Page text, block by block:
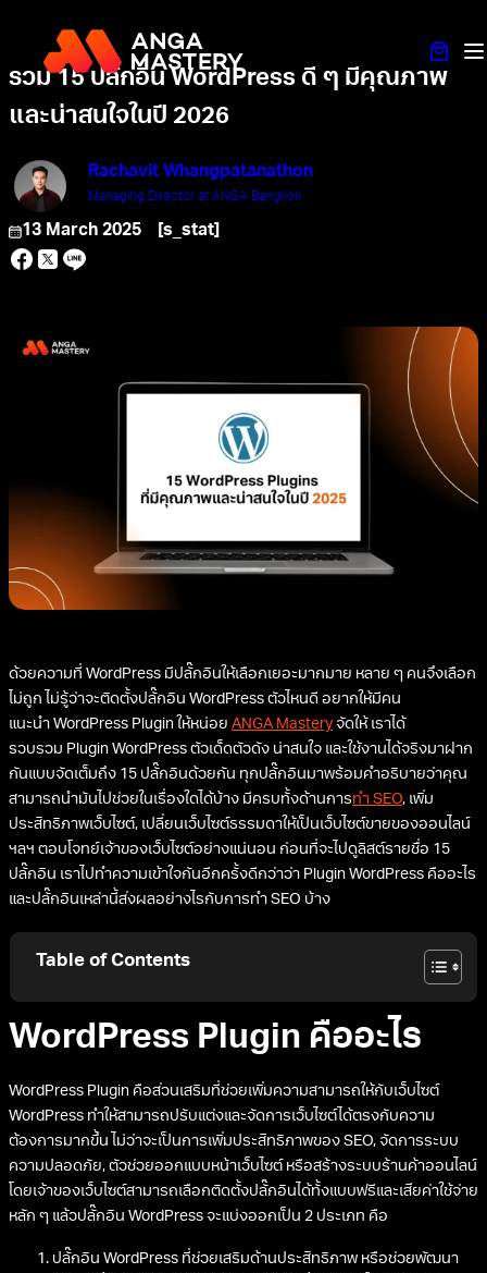
รวม 15 ปลั๊กอิน WordPress ดี ๆ มีคุณภาพ
และน่าสนใจในปี 2026
Rachavit Whangpatanathon
Managing Director at ANGA Bangkok
13 March 2025 [s_stat]
ด้วยความที่ WordPress มีปลั๊กอินให้เลือกเยอะมากมาย หลาย ๆ คนจึงเลือก
ไม่ถูก ไม่รู้ว่าจะติดตั้งปลั๊กอิน WordPress ตัวไหนดี อยากให้มีคน
แนะนำ WordPress Plugin ให้หน่อย ANGA Mastery จัดให้ เราได้
รวบรวม Plugin WordPress ตัวเด็ดตัวดัง น่าสนใจ และใช้งานได้จริงมาฝาก
กันแบบจัดเต็มถึง 15 ปลั๊กอินด้วยกัน ทุกปลั๊กอินมาพร้อมคำอธิบายว่าคุณ
สามารถนำมันไปช่วยในเรื่องใดได้บ้าง มีครบทั้งด้านการทำ SEO, เพิ่ม
ประสิทธิภาพเว็บไซต์, เปลี่ยนเว็บไซต์ธรรมดาให้เป็นเว็บไซต์ขายของออนไลน์
ฯลฯ ตอบโจทย์เจ้าของเว็บไซต์อย่างแน่นอน ก่อนที่จะไปดูลิสต์รายชื่อ 15
ปลั๊กอิน เราไปทำความเข้าใจกันอีกครั้งดีกว่าว่า Plugin WordPress คืออะไร
และปลั๊กอินเหล่านี้ส่งผลอย่างไรกับการทำ SEO บ้าง
Table of Contents
WordPress Plugin คืออะไร
WordPress Plugin คือส่วนเสริมที่ช่วยเพิ่มความสามารถให้กับเว็บไซต์
WordPress ทำให้สามารถปรับแต่งและจัดการเว็บไซต์ได้ตรงกับความ
ต้องการมากขึ้น ไม่ว่าจะเป็นการเพิ่มประสิทธิภาพของ SEO, จัดการระบบ
ความปลอดภัย, ตัวช่วยออกแบบหน้าเว็บไซต์ หรือสร้างระบบร้านค้าออนไลน์
โดยเจ้าของเว็บไซต์สามารถเลือกติดตั้งปลั๊กอินได้ทั้งแบบฟรีและเสียค่าใช้จ่าย
หลัก ๆ แล้วปลั๊กอิน WordPress จะแบ่งออกเป็น 2 ประเภท คือ
ปลั๊กอิน WordPress ที่ช่วยเสริมด้านประสิทธิภาพ หรือช่วยพัฒนา